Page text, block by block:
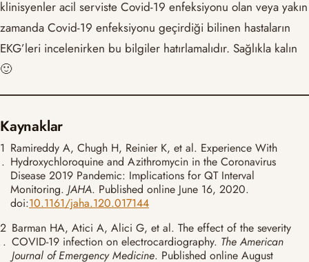
klinisyenler acil serviste Covid-19 enfeksiyonu olan veya yakın
zamanda Covid-19 enfeksiyonu geçirdiği bilinen hastaların
EKG’leri incelenirken bu bilgiler hatırlamalıdır. Sağlıkla kalın
🙂
Kaynaklar
1
.
Ramireddy A, Chugh H, Reinier K, et al. Experience With
Hydroxychloroquine and Azithromycin in the Coronavirus
Disease 2019 Pandemic: Implications for QT Interval
Monitoring. JAHA. Published online June 16, 2020.
doi:10.1161/jaha.120.017144
2
.
Barman HA, Atici A, Alici G, et al. The effect of the severity
COVID-19 infection on electrocardiography. The American
Journal of Emergency Medicine. Published online August